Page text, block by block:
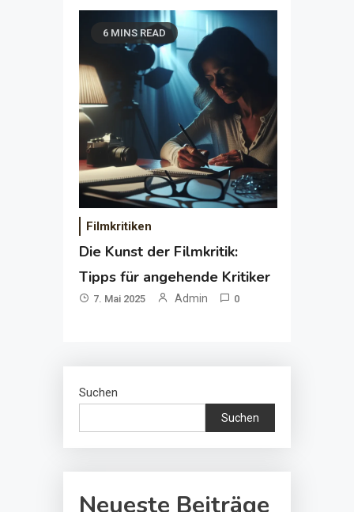
6 MINS READ
Filmkritiken
Die Kunst der Filmkritik:
Tipps für angehende Kritiker
7. Mai 2025 Admin 0
Suchen
Suchen
Neueste Beiträge